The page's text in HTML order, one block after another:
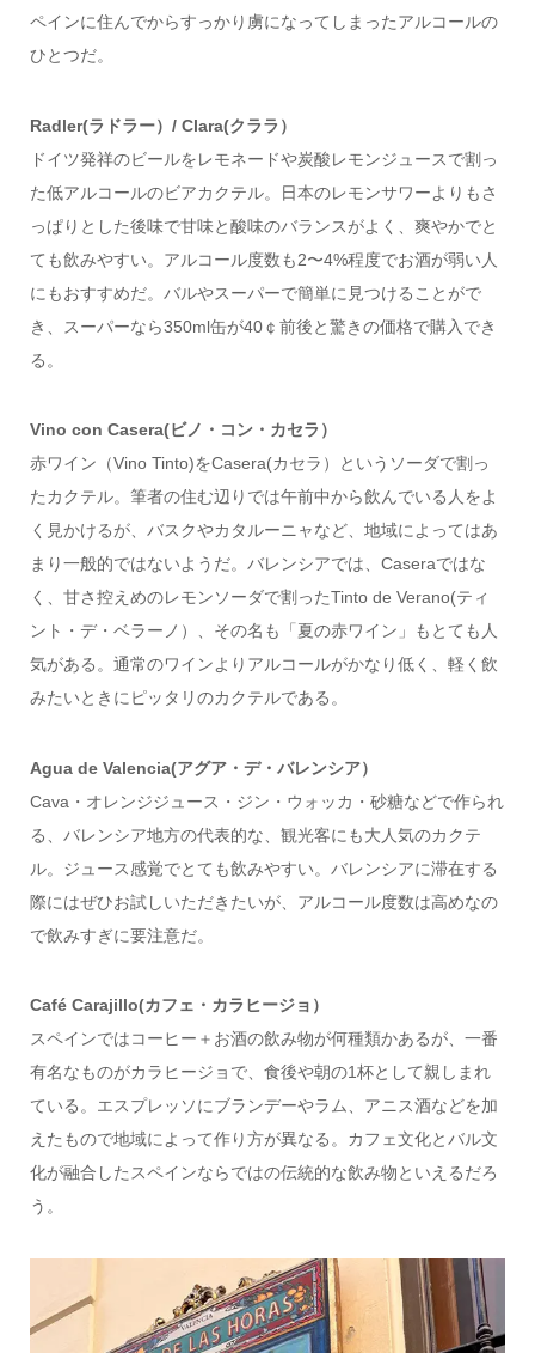
ペインに住んでからすっかり虜になってしまったアルコールの
ひとつだ。
Radler(ラドラー）/ Clara(クララ）
ドイツ発祥のビールをレモネードや炭酸レモンジュースで割っ
た低アルコールのビアカクテル。日本のレモンサワーよりもさ
っぱりとした後味で甘味と酸味のバランスがよく、爽やかでと
ても飲みやすい。アルコール度数も2〜4%程度でお酒が弱い人
にもおすすめだ。バルやスーパーで簡単に見つけることがで
き、スーパーなら350ml缶が40￠前後と驚きの価格で購入でき
る。
Vino con Casera(ビノ・コン・カセラ）
赤ワイン（Vino Tinto)をCasera(カセラ）というソーダで割っ
たカクテル。筆者の住む辺りでは午前中から飲んでいる人をよ
く見かけるが、バスクやカタルーニャなど、地域によってはあ
まり一般的ではないようだ。バレンシアでは、Caseraではな
く、甘さ控えめのレモンソーダで割ったTinto de Verano(ティ
ント・デ・ベラーノ）、その名も「夏の赤ワイン」もとても人
気がある。通常のワインよりアルコールがかなり低く、軽く飲
みたいときにピッタリのカクテルである。
Agua de Valencia(アグア・デ・バレンシア）
Cava・オレンジジュース・ジン・ウォッカ・砂糖などで作られ
る、バレンシア地方の代表的な、観光客にも大人気のカクテ
ル。ジュース感覚でとても飲みやすい。バレンシアに滞在する
際にはぜひお試しいただきたいが、アルコール度数は高めなの
で飲みすぎに要注意だ。
Café Carajillo(カフェ・カラヒージョ）
スペインではコーヒー＋お酒の飲み物が何種類かあるが、一番
有名なものがカラヒージョで、食後や朝の1杯として親しまれ
ている。エスプレッソにブランデーやラム、アニス酒などを加
えたもので地域によって作り方が異なる。カフェ文化とバル文
化が融合したスペインならではの伝統的な飲み物といえるだろ
う。